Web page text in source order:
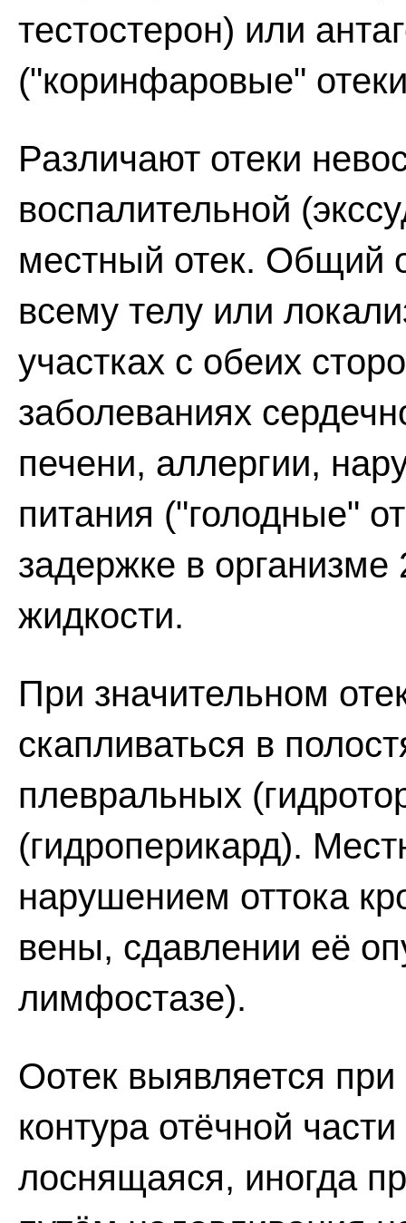
тестостерон) или
("коринфаровые"
Различают отеки
воспалительной
местный отек. Общий
всему телу или
участках с обеих
заболеваниях
печени, аллергии,
питания ("голодные"
задержке в
жидкости.
При значительном
скапливаться в
плевральных
(гидроперикард).
нарушением оттока
вены, сдавлении её
лимфостазе).
Оотек выявляется
контура отёчной
лоснящаяся, иногда